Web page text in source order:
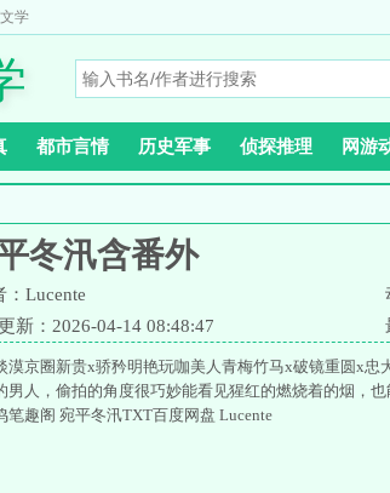
学
都市言情 历史军事 侦探推理 网游
冬汛含番外
Lucente
新：2026-04-14 08:48:47
漠京圈新贵x骄矜明艳玩咖美人青梅竹马x破镜重圆x
男人，偷拍的角度很巧妙能看见猩红的燃烧着的烟，
笔趣阁 宛平冬汛TXT百度网盘 Lucente